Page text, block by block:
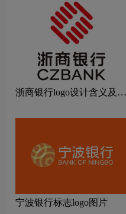
浙商银行logo设计含义及设
宁波银行标志logo图片